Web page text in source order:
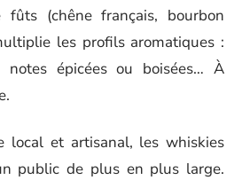
(chêne français, bourbon
les profils aromatiques :
notes épicées ou boisées… À
local et artisanal, les whiskies
public de plus en plus large.